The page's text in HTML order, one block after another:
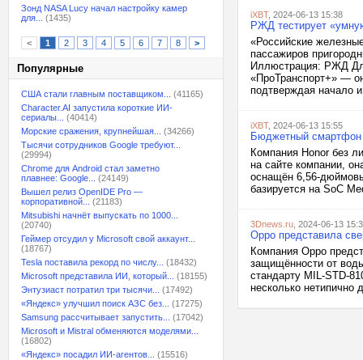
Зонд NASA Lucy начал настройку камер
для...
(1435)
< 1 2 3 4 5 6 7 8 >
Популярные
США стали главным поставщиком...
(41165)
Character.AI запустила короткие ИИ-
сериалы...
(40414)
Морские сражения, крупнейшая...
(34266)
Тысячи сотрудников Google требуют...
(29994)
Chrome для Android стал заметно
плавнее: Google...
(24149)
Вышел релиз OpenIDE Pro —
корпоративной...
(21183)
Mitsubishi начнёт выпускать по 1000...
(20740)
Геймер отсудил у Microsoft свой аккаунт...
(18767)
Tesla поставила рекорд по числу...
(18432)
Microsoft представила ИИ, который...
(18155)
Энтузиаст потратил три тысячи...
(17492)
«Яндекс» улучшил поиск АЗС без...
(17275)
Samsung рассчитывает запустить...
(17042)
Microsoft и Mistral обменяются моделями...
(16802)
«Яндекс» посадил ИИ-агентов...
(15516)
iXBT, 2024-06-13 15:38
РЖД тестирует
«Российские
пассажиров
Иллюстрация: РЖД
«ПроТранспорт+» —
подтверждая начало
iXBT, 2024-06-13 15:55
Бюджетный смартфон
Компания Honor без
на сайте компании,
оснащён 6,56-
базируется на SoC
3Dnews.ru , 2024-06-13
Oppo представила
Компания Oppo
защищённости от
стандарту MIL-STD-
несколько